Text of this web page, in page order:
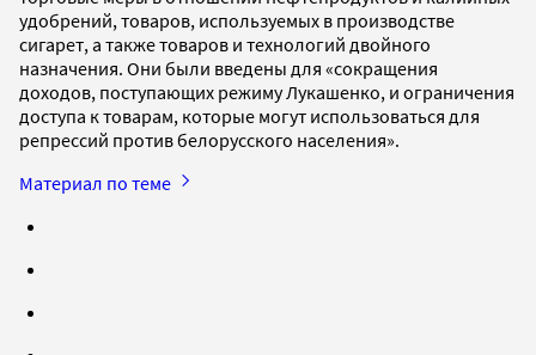
удобрений, товаров, используемых в производстве
сигарет, а также товаров и технологий двойного
назначения. Они были введены для «сокращения
доходов, поступающих режиму Лукашенко, и ограничения
доступа к товарам, которые могут использоваться для
репрессий против белорусского населения».
Материал по теме